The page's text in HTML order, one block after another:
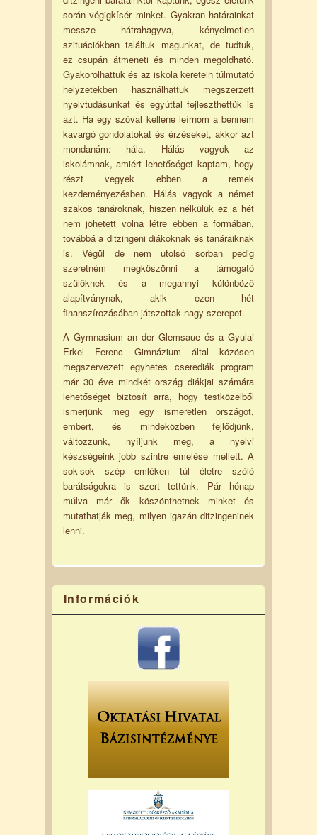
során végigkísér minket. Gyakran határainkat
messze hátrahagyva, kényelmetlen
szituációkban találtuk magunkat, de tudtuk,
ez csupán átmeneti és minden megoldható.
Gyakorolhattuk és az iskola keretein túlmutató
helyzetekben használhattuk megszerzett
nyelvtudásunkat és egyúttal fejleszthettük is
azt. Ha egy szóval kellene leírnom a bennem
kavargó gondolatokat és érzéseket, akkor azt
mondanám: hála. Hálás vagyok az
iskolámnak, amiért lehetőséget kaptam, hogy
részt vegyek ebben a remek
kezdeményezésben. Hálás vagyok a német
szakos tanároknak, hiszen nélkülük ez a hét
nem jöhetett volna létre ebben a formában,
továbbá a ditzingeni diákoknak és tanáraiknak
is. Végül de nem utolsó sorban pedig
szeretném megköszönni a támogató
szülőknek és a megannyi különböző
alapítványnak, akik ezen hét
finanszírozásában játszottak nagy szerepet.
A Gymnasium an der Glemsaue és a Gyulai
Erkel Ferenc Gimnázium által közösen
megszervezett egyhetes cserediák program
már 30 éve mindkét ország diákjai számára
lehetőséget biztosít arra, hogy testközelből
ismerjünk meg egy ismeretlen országot,
embert, és mindeközben fejlődjünk,
változzunk, nyíljunk meg, a nyelvi
készségeink jobb szintre emelése mellett. A
sok-sok szép emléken túl életre szóló
barátságokra is szert tettünk. Pár hónap
múlva már ők köszönthetnek minket és
mutathatják meg, milyen igazán ditzingeninek
lenni.
Információk